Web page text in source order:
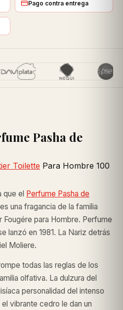
Pago contra entrega
Pasha de
Toilette Para Hombre 100
que el Perfume Pasha de
es una fragancia de la familia
Fougére para Hombre. Perfume
lanzó en 1981. La Nariz detrás
Moliere.
todas las reglas de los
olfativa. La dulzura del
personalidad del intenso
vibrante cedro le dan un